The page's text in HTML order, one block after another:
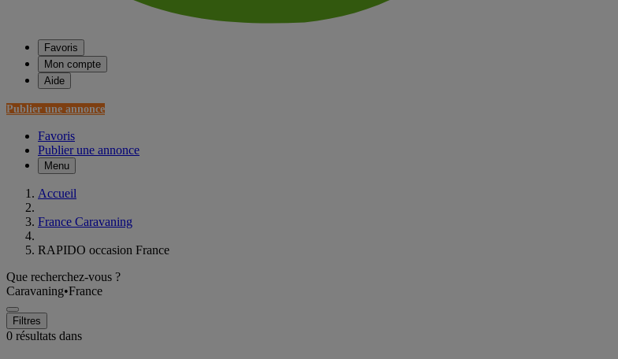
Favoris
Mon compte
Aide
Publier une annonce
Favoris
Publier une annonce
Menu
Accueil
France Caravaning
RAPIDO occasion France
Que recherchez-vous ?
Caravaning•France
Filtres
0 résultats dans